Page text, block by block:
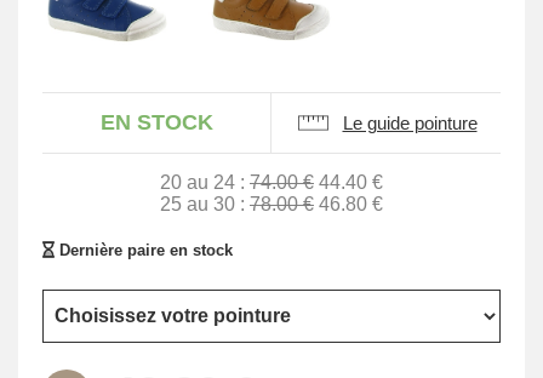
EN STOCK Le guide pointure
20 au 24 : 74.00 € 44.40 €
25 au 30 : 78.00 € 46.80 €
Dernière paire en stock